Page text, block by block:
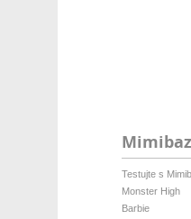
Testujte s
Monster High
Barbie